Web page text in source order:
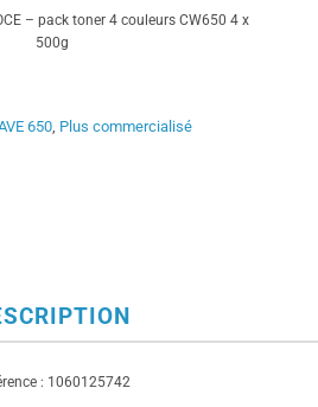
– pack toner 4 couleurs CW650 4 x
500g
650 Plus commercialisé
: 1060125742